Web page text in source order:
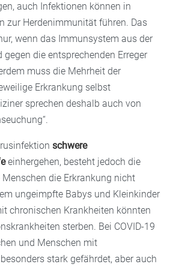
auch Infektionen können in
zur Herdenimmunität führen. Das
wenn das Immunsystem aus der
gegen die entsprechenden Erreger
muss die Mehrheit der
Erkrankung selbst
sprechen deshalb auch von
schwere
einhergehen, besteht jedoch die
Menschen die Erkrankung nicht
ungeimpfte Babys und Kleinkinder
chronischen Krankheiten könnten
sterben. Bei COVID-19
und Menschen mit
stark gefährdet, aber auch